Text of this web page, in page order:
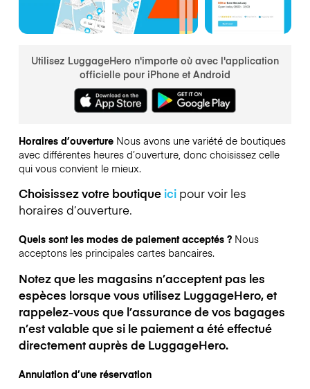
Utilisez LuggageHero n'importe où avec l'application
officielle pour iPhone et Android
Horaires d’ouverture Nous avons une variété de boutiques
avec différentes heures d’ouverture, donc choisissez celle
qui vous convient le mieux.
Choisissez votre boutique icipour voir les
horaires d’ouverture.
Quels sont les modes de paiement acceptés ? Nous
acceptons les principales cartes bancaires.
Notez que les magasins n’acceptent pas les
espèces lorsque vous utilisez LuggageHero, et
rappelez-vous que l’assurance de vos bagages
n’est valable que si le paiement a été effectué
directement auprès de LuggageHero.
Annulation d’une réservation